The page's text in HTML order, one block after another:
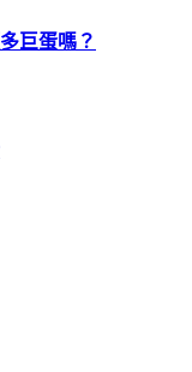
巨蛋嗎？